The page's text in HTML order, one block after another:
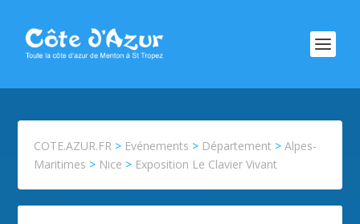
COTE.AZUR.FR > Evénements > Département >Alpes-
Maritimes > Nice > Exposition Le Clavier Vivant